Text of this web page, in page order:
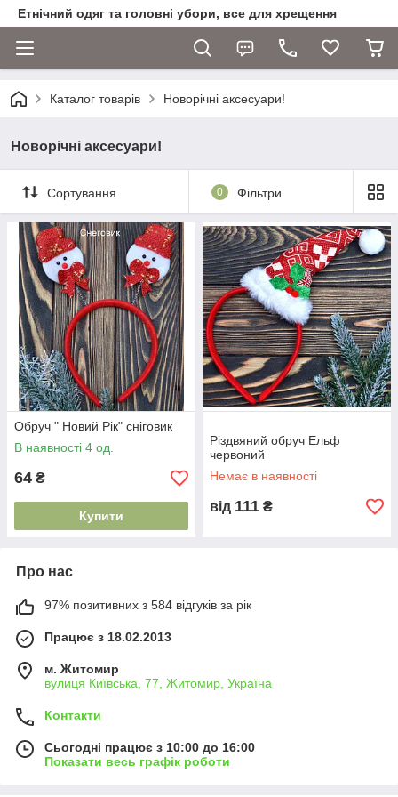
Етнічний одяг та головні убори, все для хрещення
Каталог товарів Новорічні аксесуари!
Новорічні аксесуари!
Сортування 0 Фільтри
Обруч " Новий Рік" сніговик
В наявності 4 од.
64 ₴
Купити
Різдвяний обруч Ельф
червоний
Немає в наявності
від 111 ₴
Про нас
97% позитивних з 584 відгуків за рік
Працює з 18.02.2013
м. Житомир
вулиця Київська, 77, Житомир, Україна
Контакти
Сьогодні працює з 10:00 до 16:00
Показати весь графік роботи